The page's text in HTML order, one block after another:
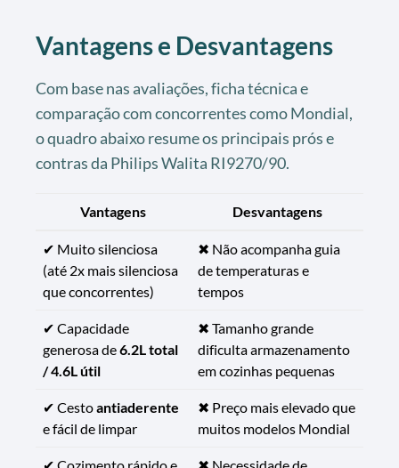
Vantagens e Desvantagens
Com base nas avaliações, ficha técnica e
comparação com concorrentes como Mondial,
o quadro abaixo resume os principais prós e
contras da Philips Walita RI9270/90.
Vantagens Desvantagens
✔ Muito silenciosa
(até 2x mais silenciosa
que concorrentes)
✖ Não acompanha guia
de temperaturas e
tempos
✔ Capacidade
generosa de6.2L total
/ 4.6L útil
✖ Tamanho grande
dificulta armazenamento
em cozinhas pequenas
✔ Cestoantiaderente
e fácil de limpar
✖ Preço mais elevado que
muitos modelos Mondial